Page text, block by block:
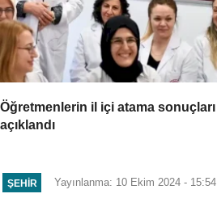
Öğretmenlerin il içi atama sonuçları
açıklandı
ŞEHIR Yayınlanma: 10 Ekim 2024 - 15:54